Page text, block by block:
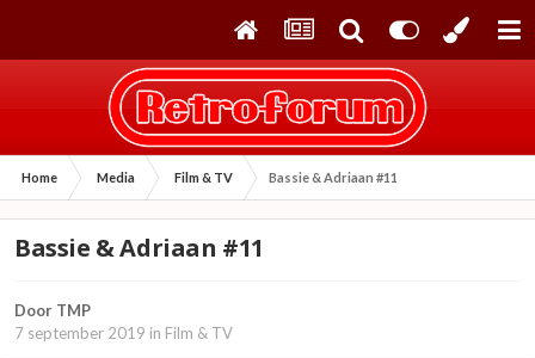
Home Media Film & TV Bassie & Adriaan #11
Bassie & Adriaan #11
Door TMP
7 september 2019 in Film & TV